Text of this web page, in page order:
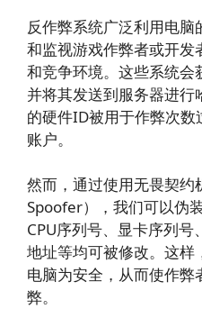
反作弊系统广泛利用电
和监视游戏作弊者或开发
和竞争环境。这些系统会
并将其发送到服务器进
的硬件ID被用于作弊次
账户。
然而，通过使用无畏契
Spoofer），我们可以伪
CPU序列号、显卡序列
地址等均可被修改。这
电脑为安全，从而使作
弊。